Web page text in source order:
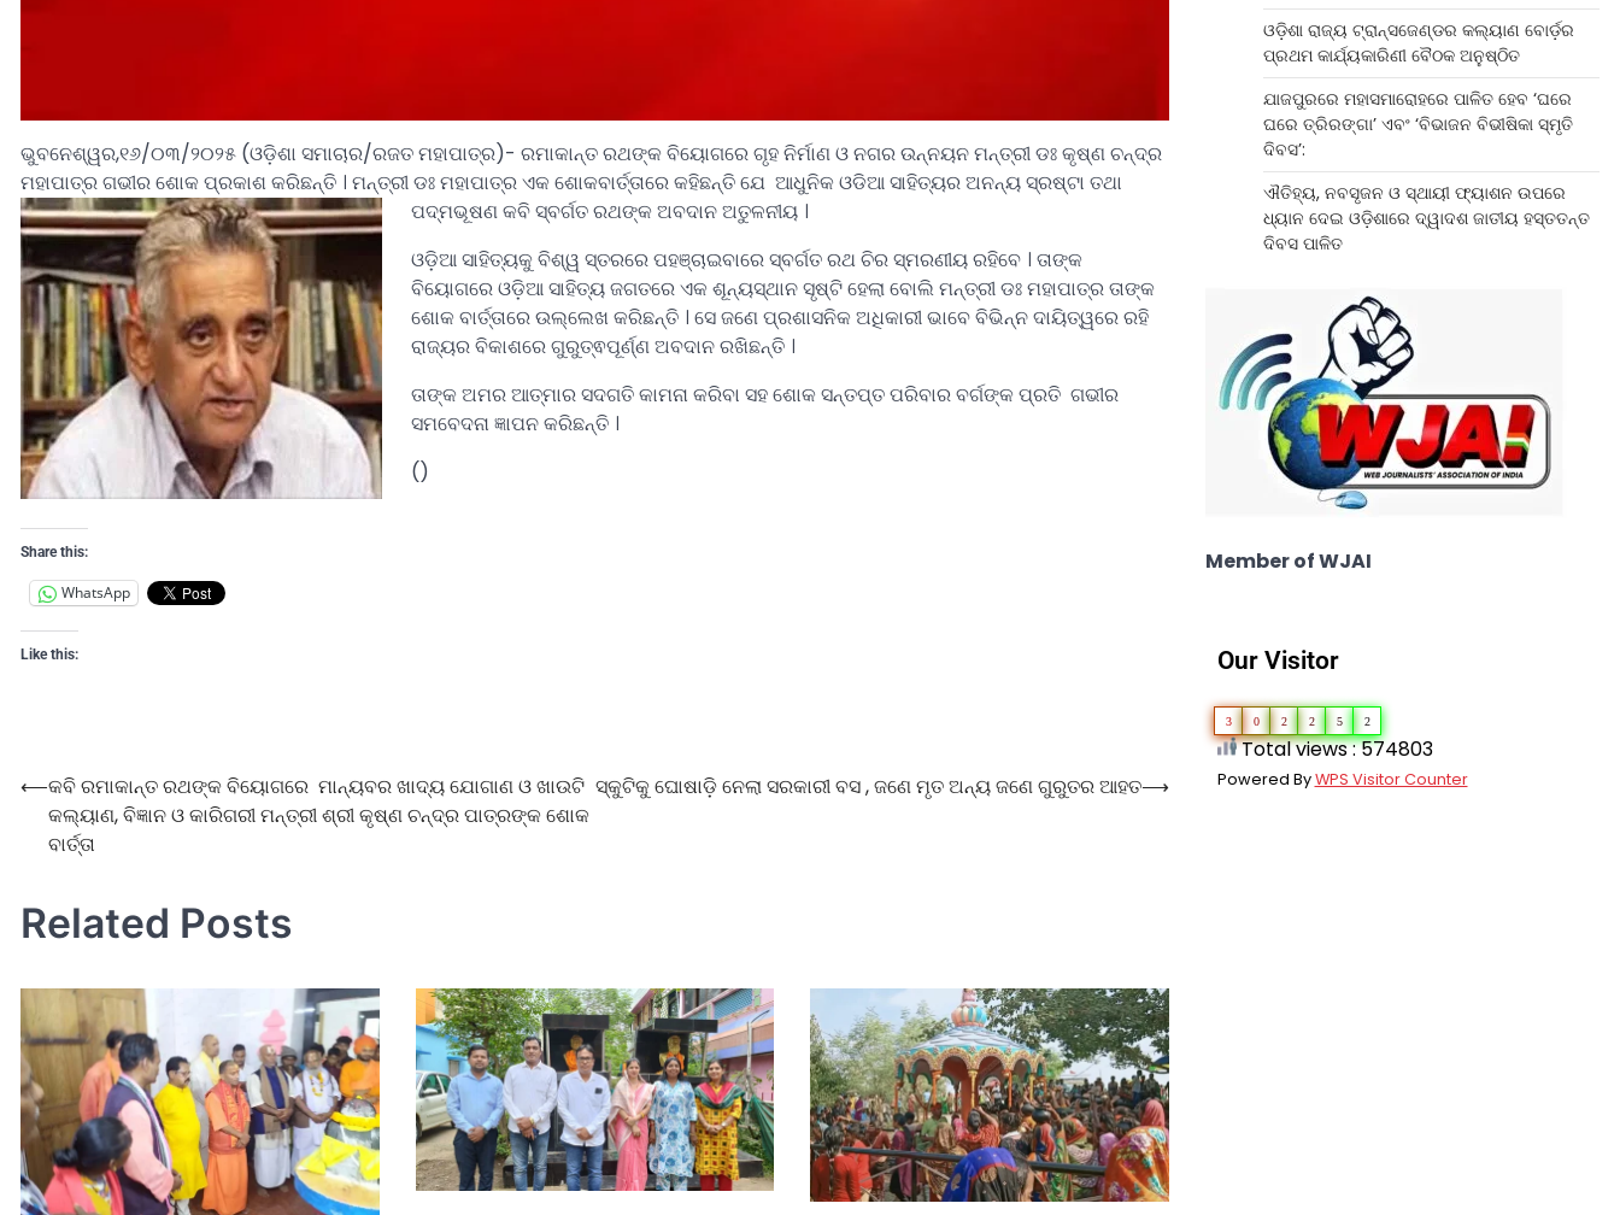
ଭୁବନେଶ୍ୱର,୧୬/୦୩/୨୦୨୫ (ଓଡ଼ିଶା ସମାଚାର/ରଜତ ମହାପାତ୍ର)- ରମାକାନ୍ତ ରଥଙ୍କ ବିୟୋଗରେ ଗୃହ ନିର୍ମାଣ ଓ ନଗର ଉନ୍ନୟନ ମନ୍ତ୍ରୀ ଡଃ କୃଷ୍ଣ ଚନ୍ଦ୍ର
ମହାପାତ୍ର ଗଭୀର ଶୋକ ପ୍ରକାଶ କରିଛନ୍ତି । ମନ୍ତ୍ରୀ ଡଃ ମହାପାତ୍ର ଏକ ଶୋକବାର୍ତ୍ତାରେ କହିଛନ୍ତି ଯେ ଆଧୁନିକ ଓଡିଆ ସାହିତ୍ୟର ଅନନ୍ୟ ସ୍ରଷ୍ଟା ତଥା
ପଦ୍ମଭୂଷଣ କବି ସ୍ବର୍ଗତ ରଥଙ୍କ ଅବଦାନ ଅତୁଳନୀୟ ।
ଓଡ଼ିଆ ସାହିତ୍ୟକୁ ବିଶ୍ୱ ସ୍ତରରେ ପହଞ୍ଚାଇବାରେ ସ୍ବର୍ଗତ ରଥ ଚିର ସ୍ମରଣୀୟ ରହିବେ । ତାଙ୍କ
ବିୟୋଗରେ ଓଡ଼ିଆ ସାହିତ୍ୟ ଜଗତରେ ଏକ ଶୂନ୍ୟସ୍ଥାନ ସୃଷ୍ଟି ହେଲା ବୋଲି ମନ୍ତ୍ରୀ ଡଃ ମହାପାତ୍ର ତାଙ୍କ
ଶୋକ ବାର୍ତ୍ତାରେ ଉଲ୍ଲେଖ କରିଛନ୍ତି । ସେ ଜଣେ ପ୍ରଶାସନିକ ଅଧିକାରୀ ଭାବେ ବିଭିନ୍ନ ଦାୟିତ୍ୱରେ ରହି
ରାଜ୍ୟର ବିକାଶରେ ଗୁରୁତ୍ଵପୂର୍ଣ୍ଣ ଅବଦାନ ରଖିଛନ୍ତି ।
ତାଙ୍କ ଅମର ଆତ୍ମାର ସଦଗତି କାମନା କରିବା ସହ ଶୋକ ସନ୍ତପ୍ତ ପରିବାର ବର୍ଗଙ୍କ ପ୍ରତି ଗଭୀର
ସମବେଦନା ଜ୍ଞାପନ କରିଛନ୍ତି ।
()
Share this:
WhatsApp
Like this:
⟵କବି ରମାକାନ୍ତ ରଥଙ୍କ ବିୟୋଗରେ ମାନ୍ୟବର ଖାଦ୍ୟ ଯୋଗାଣ ଓ ଖାଉଟି
କଲ୍ୟାଣ, ବିଜ୍ଞାନ ଓ କାରିଗରୀ ମନ୍ତ୍ରୀ ଶ୍ରୀ କୃଷ୍ଣ ଚନ୍ଦ୍ର ପାତ୍ରଙ୍କ ଶୋକ
ବାର୍ତ୍ତା
ସ୍କୁଟିକୁ ଘୋଷାଡ଼ି ନେଲା ସରକାରୀ ବସ , ଜଣେ ମୃତ ଅନ୍ୟ ଜଣେ ଗୁରୁତର ଆହତ⟶
Related Posts
ଓଡ଼ିଶା ରାଜ୍ୟ ଟ୍ରାନ୍ସଜେଣ୍ଡର କଲ୍ୟାଣ ବୋର୍ଡ଼ର
ପ୍ରଥମ କାର୍ଯ୍ୟକାରିଣୀ ବୈଠକ ଅନୁଷ୍ଠିତ
ଯାଜପୁରରେ ମହାସମାରୋହରେ ପାଳିତ ହେବ ‘ଘରେ
ଘରେ ତ୍ରିରଙ୍ଗା’ ଏବଂ ‘ବିଭାଜନ ବିଭୀଷିକା ସ୍ମୃତି
ଦିବସ’:
ଐତିହ୍ୟ, ନବସୃଜନ ଓ ସ୍ଥାୟୀ ଫ୍ୟାଶନ ଉପରେ
ଧ୍ୟାନ ଦେଇ ଓଡ଼ିଶାରେ ଦ୍ୱାଦଶ ଜାତୀୟ ହସ୍ତତନ୍ତ
ଦିବସ ପାଳିତ
Member of WJAI
Our Visitor
3 0 2 2 5 2
Total views : 574803
Powered ByWPS Visitor Counter